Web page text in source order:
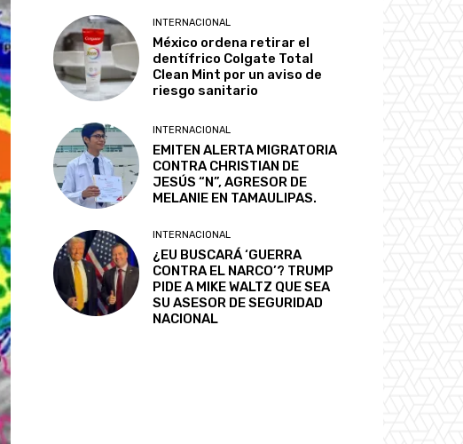
INTERNACIONAL
México ordena retirar el
dentífrico Colgate Total
Clean Mint por un aviso de
riesgo sanitario
INTERNACIONAL
EMITEN ALERTA MIGRATORIA
CONTRA CHRISTIAN DE
JESÚS “N”, AGRESOR DE
MELANIE EN TAMAULIPAS.
INTERNACIONAL
¿EU BUSCARÁ ‘GUERRA
CONTRA EL NARCO’? TRUMP
PIDE A MIKE WALTZ QUE SEA
SU ASESOR DE SEGURIDAD
NACIONAL